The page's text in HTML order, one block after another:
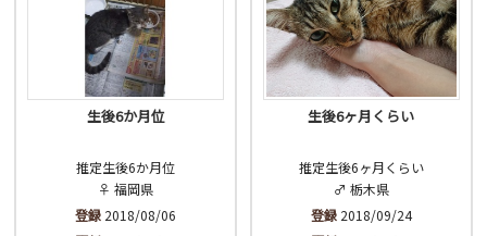
生後6か月位
推定生後6か月位
♀ 福岡県
登録 2018/08/06
生後6ヶ月くらい
推定生後6ヶ月くらい
♂ 栃木県
登録2018/09/24